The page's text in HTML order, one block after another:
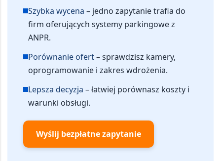
Szybka wycena – jedno zapytanie trafia do
firm oferujących systemy parkingowe z
ANPR.
Porównanie ofert– sprawdzisz kamery,
oprogramowanie i zakres wdrożenia.
Lepsza decyzja – łatwiej porównasz koszty i
warunki obsługi.
Wyślij bezpłatne zapytanie